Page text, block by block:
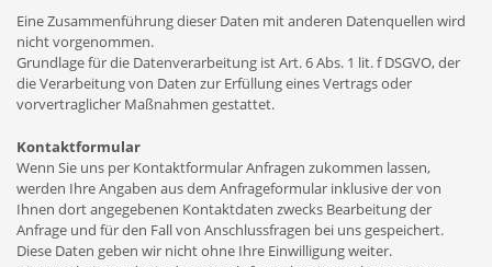
Eine Zusammenführung dieser Daten mit anderen Datenquellen wird
nicht vorgenommen.
Grundlage für die Datenverarbeitung ist Art. 6 Abs. 1 lit. f DSGVO, der
die Verarbeitung von Daten zur Erfüllung eines Vertrags oder
vorvertraglicher Maßnahmen gestattet.
Kontaktformular
Wenn Sie uns per Kontaktformular Anfragen zukommen lassen,
werden Ihre Angaben aus dem Anfrageformular inklusive der von
Ihnen dort angegebenen Kontaktdaten zwecks Bearbeitung der
Anfrage und für den Fall von Anschlussfragen bei uns gespeichert.
Diese Daten geben wir nicht ohne Ihre Einwilligung weiter.